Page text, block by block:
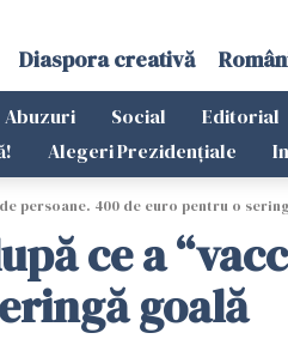
Diaspora creativă
Abuzuri Social Editorial
Alegeri Prezidențiale
persoane. 400 de euro pentru o
ce a
goală